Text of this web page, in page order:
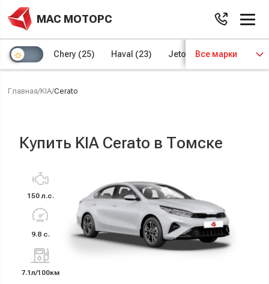
МАС МОТОРС
Chery (25) Haval (23) Jetour (8) Kaiyi (4)
Все марки
Главная/KIA/Cerato
Купить KIA Cerato в Томске
150 л.с.
9.8 с.
7.1л/100км